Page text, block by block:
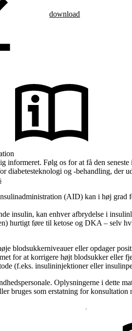
download
informeret. Følg os for at få den seneste
diabetesteknologi og -behandling, der
(AID) kan i høj
insulin, kan enhver afbrydelse i
hurtigt føre til ketose og DKA – selv
blodsukkerniveauer eller opdager
for at korrigere højt blodsukker eller
(f.eks. insulininjektioner eller
Oplysningerne i dette
bruges som erstatning for konsultation